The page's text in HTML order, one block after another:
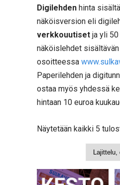
Digilehden hinta
näköisversion eli
verkkouutiset ja yli
näköislehdet sisältävän
osoitteessa
Paperilehden ja
ostaa myös yhdessä
hintaan 10 euroa
Näytetään kaikki 5